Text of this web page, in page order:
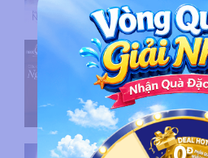
Từ một
28 năm
cùng